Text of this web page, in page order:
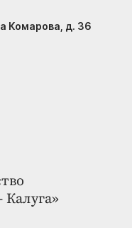
Комарова, д. 36